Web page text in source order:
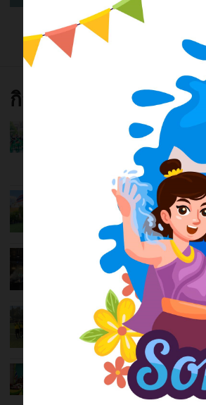
กิจกรรม
กิจกรรม ารดีเบต ของว่าที่ประธ
นักเรียนและคณะกรรมการนักเ
ปีการศึกษา 2566
เผยแพร่เมื่อ 24 มิ.ย. 2566
1,278ครั้ง
กิจกรรมตลาดนัดคุณธรรม ณ วั
สามัคคี (วัดธรรมสุขใจ)
เผยแพร่เมื่อ 9 มิ.ย. 2566
รับชม
374ครั้ง
กิจกรรม เดิน กิน ชิม เที่ยว
street @Rangsit
เผยแพร่เมื่อ 29 เม.ย. 2566
รับชม 308ครั้ง
กิจกรรม การแข่งขัน Friendly
เผยแพร่เมื่อ 23 มี.ค. 2566
รับชม372ครั้ง
กิจกรรม วันเกียรติยศ ชั้นมัธย
เผยแพร่เมื่อ 21 มี.ค. 2566